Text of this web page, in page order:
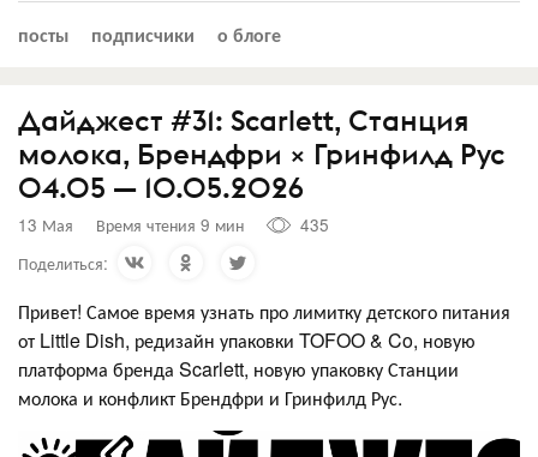
посты подписчики о блоге
Дайджест #31: Scarlett, Станция
молока, Брендфри × Гринфилд Рус
04.05 — 10.05.2026
13 Мая Время чтения 9 мин
435
Поделиться:
Привет! Самое время узнать про лимитку детского питания
от Little Dish, редизайн упаковки TOFOO & Co, новую
платформа бренда Scarlett, новую упаковку Станции
молока и конфликт Брендфри и Гринфилд Рус.